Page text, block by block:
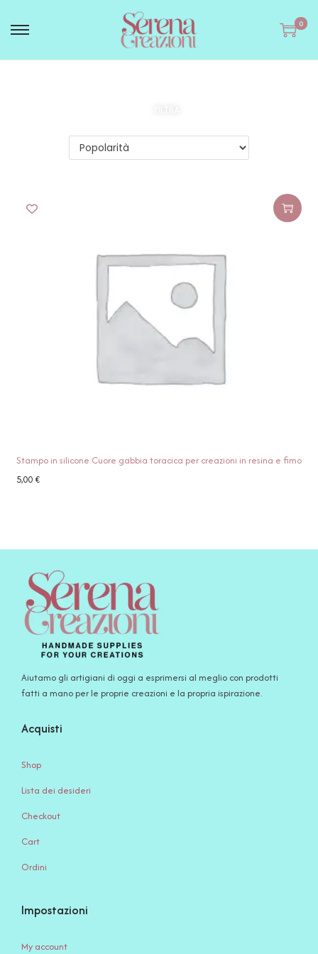
0
Stampo in silicone Cuore gabbia toracica per creazioni in resina e fimo
5,00€
Aiutamo gli artigiani di oggi a esprimersi al meglio con prodotti
fatti a mano per le proprie creazioni e la propria ispirazione.
Acquisti
Shop
Lista dei desideri
Checkout
Cart
Ordini
Impostazioni
My account